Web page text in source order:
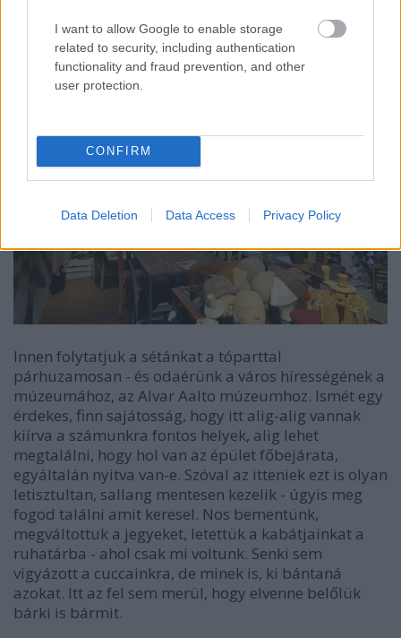
I want to allow Google to enable storage
related to security, including authentication
functionality and fraud prevention, and other
user protection.
CONFIRM
Data Deletion Data Access Privacy Policy
Innen folytatjuk a sétánkat a tóparttal
párhuzamosan - és odaérünk a város hírességének a
múzeumához, az Alvar Aalto múzeumhoz. Ismét egy
érdekes, finn sajátosság, hogy itt alig-alig vannak
kiírva a számunkra fontos helyek, alig lehet
megtalálni, hogy hol van az épület főbejárata,
egyáltalán nyitva van-e. Szóval az itteniek ezt is olyan
letisztultan, sallang mentesen kezelik - úgyis meg
fogod találni amit keresel. Nos bementünk,
megváltottuk a jegyeket, letettük a kabátjainkat a
ruhatárba - ahol csak mi voltunk. Senki sem
vigyázott a cuccainkra, de minek is, ki bántaná
azokat. Itt az fel sem merül, hogy elvenne belőlük
bárki is bármit.